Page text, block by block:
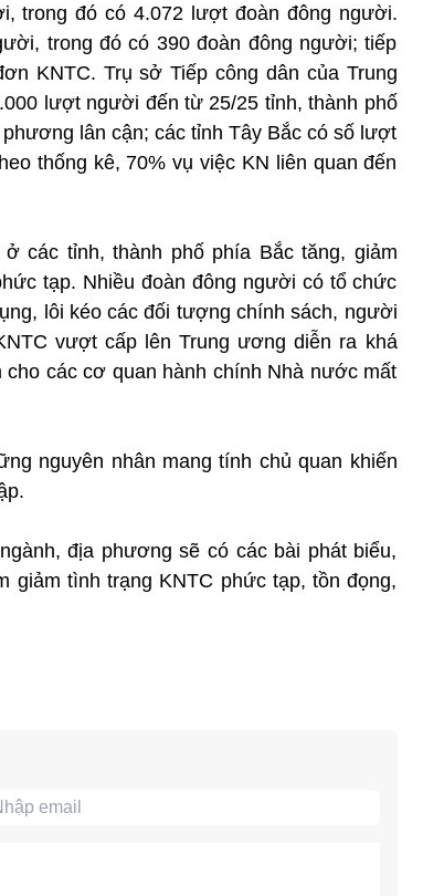
trong đó có 4.072 lượt đoàn đông người.
trong đó có 390 đoàn đông người; tiếp
KNTC. Trụ sở Tiếp công dân của Trung
lượt người đến từ 25/25 tỉnh, thành phố
lân cận; các tỉnh Tây Bắc có số lượt
thống kê, 70% vụ việc KN liên quan đến
các tỉnh, thành phố phía Bắc tăng, giảm
tạp. Nhiều đoàn đông người có tổ chức
lôi kéo các đối tượng chính sách, người
vượt cấp lên Trung ương diễn ra khá
các cơ quan hành chính Nhà nước mất
nguyên nhân mang tính chủ quan khiến
địa phương sẽ có các bài phát biểu,
giảm tình trạng KNTC phức tạp, tồn đọng,